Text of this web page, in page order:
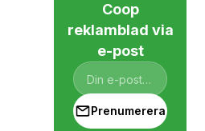
Coop
reklamblad via
e-post
Prenumerera